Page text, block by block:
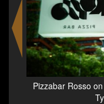
Pizzabar Rosso